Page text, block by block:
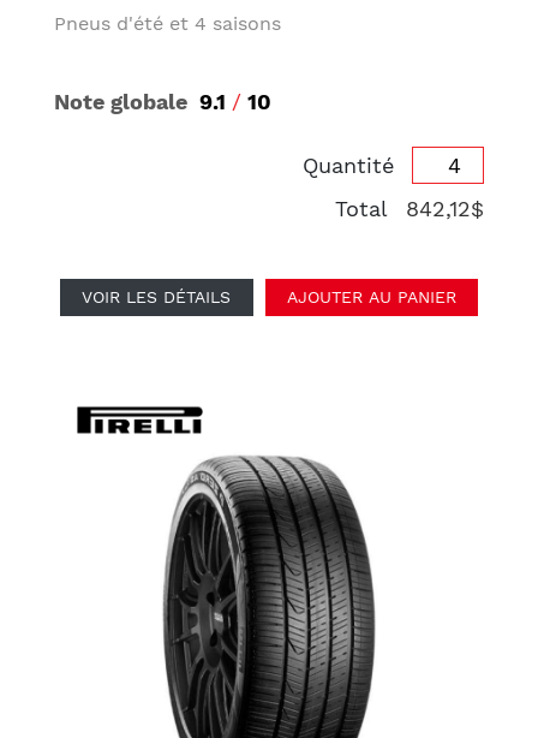
Pneus d'été et 4 saisons
Note globale 9.1 / 10
Quantité
Total
842,12$
VOIR LES DÉTAILS AJOUTER AU PANIER